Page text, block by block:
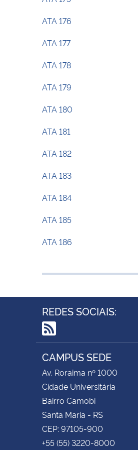
ATA 176
ATA 177
ATA 178
ATA 179
ATA 180
ATA 181
ATA 182
ATA 183
ATA 184
ATA 185
ATA 186
REDES SOCIAIS:
RSS
CAMPUS SEDE
Av. Roraima nº 1000
Cidade Universitária
Bairro Camobi
Santa Maria - RS
CEP: 97105-900
+55 (55) 3220-8000